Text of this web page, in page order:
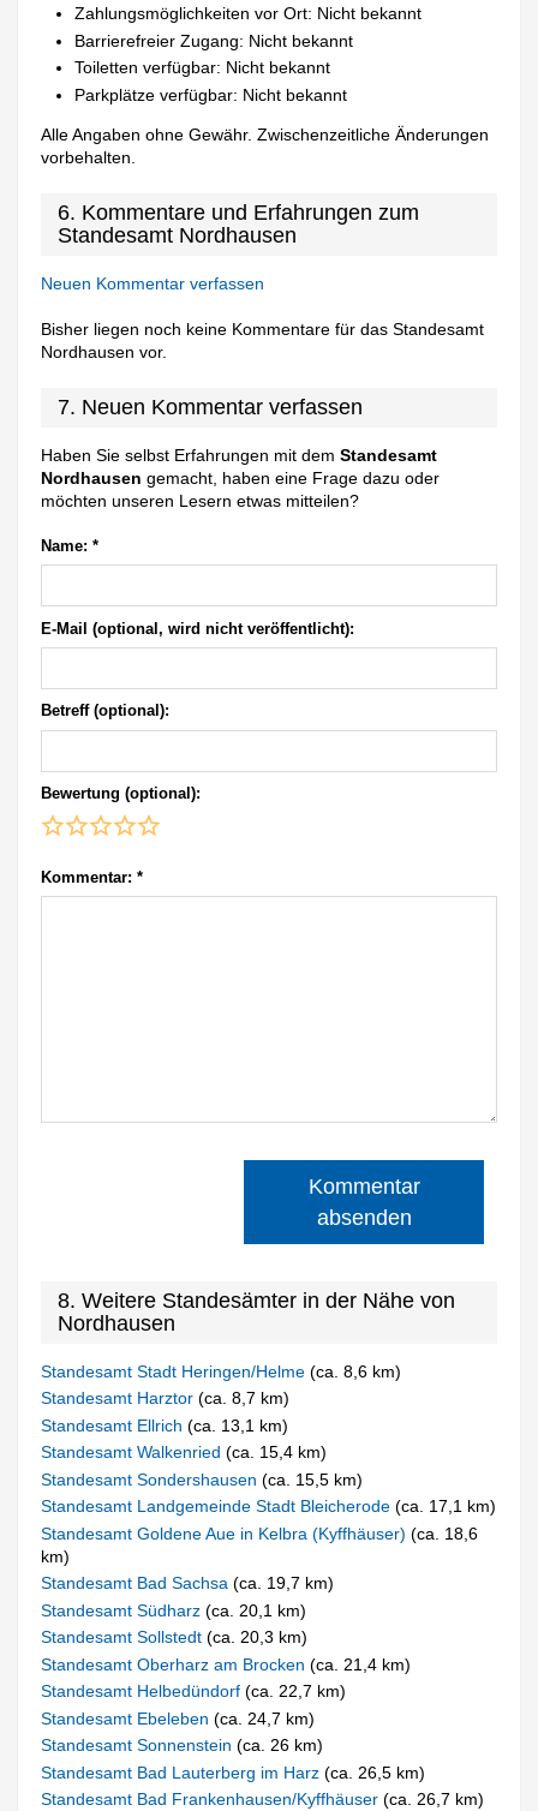
Zahlungsmöglichkeiten vor Ort: Nicht bekannt
Barrierefreier Zugang: Nicht bekannt
Toiletten verfügbar: Nicht bekannt
Parkplätze verfügbar: Nicht bekannt
Alle Angaben ohne Gewähr. Zwischenzeitliche Änderungen
vorbehalten.
6. Kommentare und Erfahrungen zum
Standesamt Nordhausen
Neuen Kommentar verfassen
Bisher liegen noch keine Kommentare für das Standesamt
Nordhausen vor.
7. Neuen Kommentar verfassen
Haben Sie selbst Erfahrungen mit demStandesamt
Nordhausen gemacht, haben eine Frage dazu oder
möchten unseren Lesern etwas mitteilen?
Name: *
E-Mail (optional, wird nicht veröffentlicht):
Betreff (optional):
Bewertung (optional):
Kommentar: *
Kommentar
absenden
8. Weitere Standesämter in der Nähe von
Nordhausen
Standesamt Stadt Heringen/Helme(ca. 8,6 km)
Standesamt Harztor(ca. 8,7 km)
Standesamt Ellrich(ca. 13,1 km)
Standesamt Walkenried(ca. 15,4 km)
Standesamt Sondershausen(ca. 15,5 km)
Standesamt Landgemeinde Stadt Bleicherode(ca. 17,1 km)
Standesamt Goldene Aue in Kelbra (Kyffhäuser)(ca. 18,6
km)
Standesamt Bad Sachsa(ca. 19,7 km)
Standesamt Südharz(ca. 20,1 km)
Standesamt Sollstedt(ca. 20,3 km)
Standesamt Oberharz am Brocken(ca. 21,4 km)
Standesamt Helbedündorf(ca. 22,7 km)
Standesamt Ebeleben(ca. 24,7 km)
Standesamt Sonnenstein(ca. 26 km)
Standesamt Bad Lauterberg im Harz(ca. 26,5 km)
Standesamt Bad Frankenhausen/Kyffhäuser(ca. 26,7 km)